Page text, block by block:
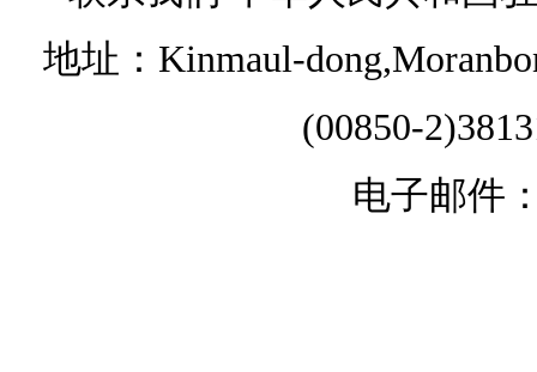
地址：Kinmaul-
(00850-
电子邮件